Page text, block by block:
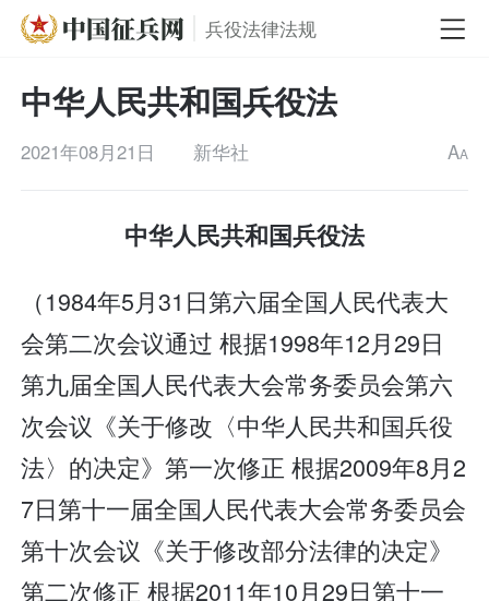
兵役法律法规
中华人民共和国兵役法
2021年08月21日 新华社 AA
中华人民共和国兵役法
（1984年5月31日第六届全国人民代表大
会第二次会议通过 根据1998年12月29日
第九届全国人民代表大会常务委员会第六
次会议《关于修改〈中华人民共和国兵役
法〉的决定》第一次修正 根据2009年8月2
7日第十一届全国人民代表大会常务委员会
第十次会议《关于修改部分法律的决定》
第二次修正 根据2011年10月29日第十一